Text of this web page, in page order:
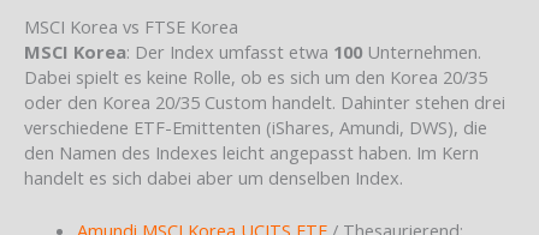
MSCI Korea vs FTSE Korea
MSCI Korea: Der Index umfasst etwa 100 Unternehmen.
Dabei spielt es keine Rolle, ob es sich um den Korea 20/35
oder den Korea 20/35 Custom handelt. Dahinter stehen drei
verschiedene ETF-Emittenten (iShares, Amundi, DWS), die
den Namen des Indexes leicht angepasst haben. Im Kern
handelt es sich dabei aber um denselben Index.